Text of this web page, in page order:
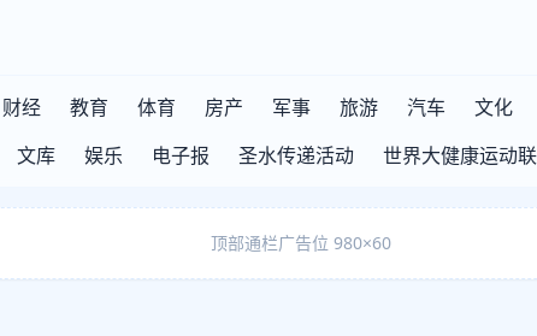
财经 教育 体育 房产 军事 旅游 汽车 文化
文库 娱乐 电子报 圣水传递活动 世界大健康运动
顶部通栏广告位 980×60